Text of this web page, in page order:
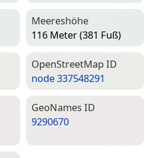
Meereshöhe
116 Meter (381 Fuß)
Open­Street­Map ID
node 337548291
Geo­Names ID
9290670